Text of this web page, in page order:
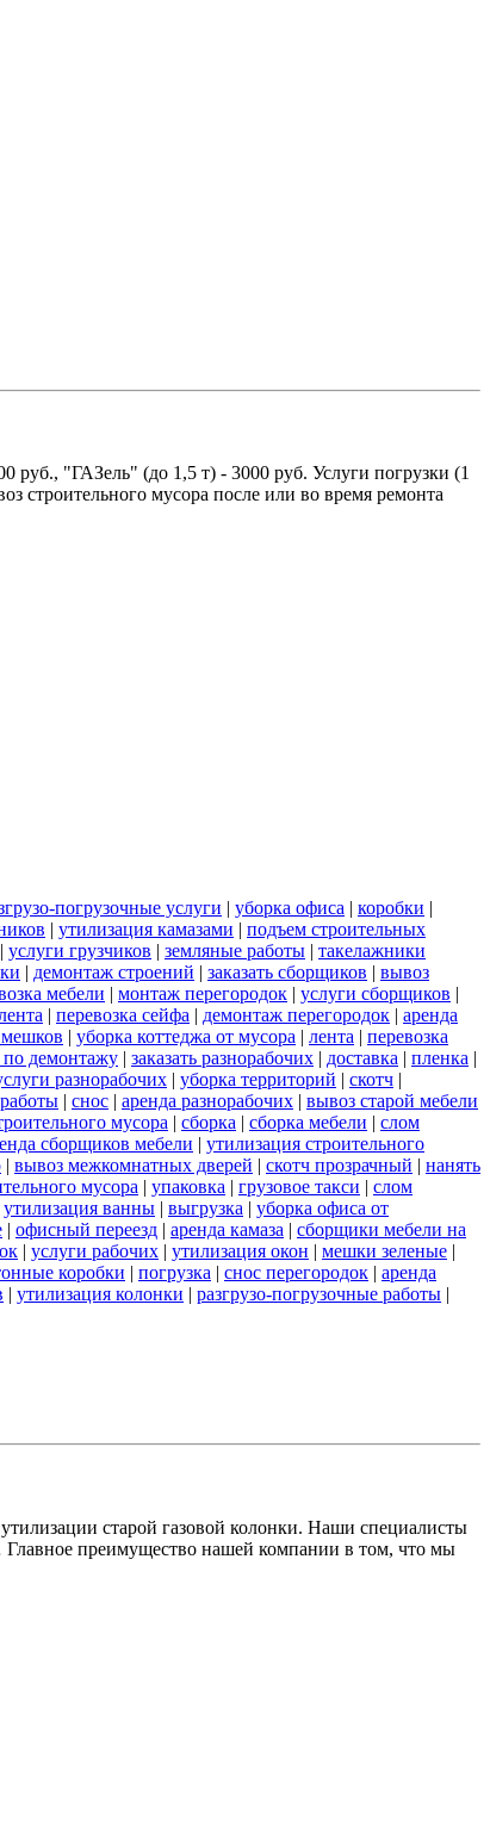
руб., "ГАЗель" (до 1,5 т) - 3000 руб. Услуги погрузки (1
мусора после или во время ремонта
погрузочные услуги | уборка офиса | коробки |
| утилизация камазами | подъем строительных
| услуги грузчиков | земляные работы | такелажники
| демонтаж строений | заказать сборщиков | вывоз
мебели | монтаж перегородок | услуги сборщиков |
| перевозка сейфа | демонтаж перегородок | аренда
| уборка коттеджа от мусора | лента | перевозка
по демонтажу | заказать разнорабочих | доставка | пленка |
разнорабочих | уборка территорий | скотч |
| снос | аренда разнорабочих | вывоз старой мебели
мусора | сборка | сборка мебели | слом
сборщиков мебели | утилизация строительного
| вывоз межкомнатных дверей | скотч прозрачный | нанять
мусора | упаковка | грузовое такси | слом
утилизация ванны | выгрузка | уборка офиса от
| офисный переезд | аренда камаза | сборщики мебели на
| услуги рабочих | утилизация окон | мешки зеленые |
коробки | погрузка | снос перегородок | аренда
| утилизация колонки | разгрузо-погрузочные работы |
старой газовой колонки. Наши специалисты
преимущество нашей компании в том, что мы